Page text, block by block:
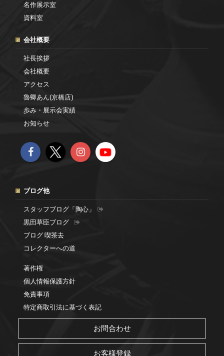
名作展示室
資料室
会社概要
社長挨拶
会社概要
アクセス
魯卿あん(京橋店)
歩み・展示会実績
お知らせ
ブログ他
スタッフブログ「陶心」
黒田草臣ブログ
ブログ 喫茶去
コレクターへの道
著作権
個人情報保護方針
免責事項
特定商取引法に基づく表記
お問合わせ
お客様登録